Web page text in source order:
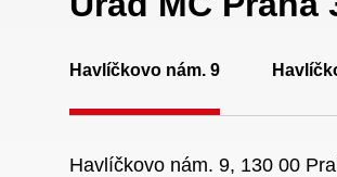
Havlíčkovo nám. 9
Havlíčkovo nám. 9, 130 00